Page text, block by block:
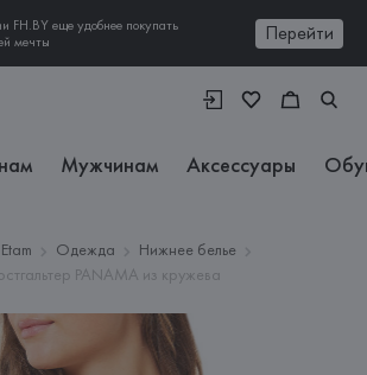
FH.BY еще удобнее покупать
мечты
Перейти
Мужчинам Аксессуары
Etam Одежда
Нижнее белье
PANAMA из кружева